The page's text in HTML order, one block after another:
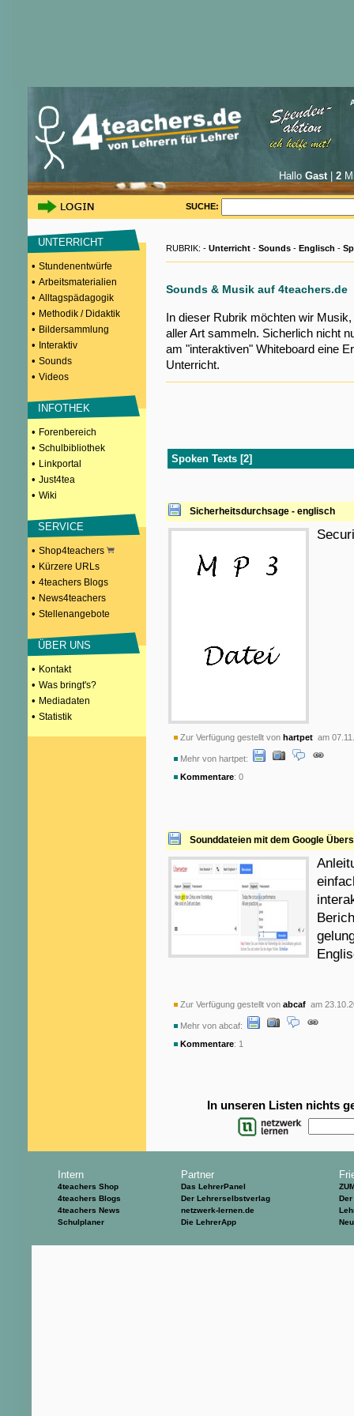
Hallo Gast| 2
SUCHE:
UNTERRICHT
• Stundenentwürfe
• Arbeitsmaterialien
• Alltagspädagogik
• Methodik / Didaktik
• Bildersammlung
• Interaktiv
• Sounds
• Videos
INFOTHEK
• Forenbereich
• Schulbibliothek
• Linkportal
• Just4tea
• Wiki
SERVICE
• Shop4teachers
• Kürzere URLs
• 4teachers Blogs
• News4teachers
• Stellenangebote
ÜBER UNS
• Kontakt
• Was bringt's?
• Mediadaten
• Statistik
RUBRIK: - Unterricht - Sounds - Englisch -
Sounds & Musik auf 4teachers.de
In dieser Rubrik möchten wir
aller Art sammeln. Sicherlich nicht
am "interaktiven" Whiteboard eine
Unterricht.
Spoken Texts [2]
Sicherheitsdurchsage - englisch
Zur Verfügung gestellt von hartpet am
Mehr von hartpet:
Kommentare: 0
Sounddateien mit dem Google
Zur Verfügung gestellt von abcaf am
Mehr von abcaf:
Kommentare: 1
In unseren Listen nichts
Intern
4teachers Shop
4teachers Blogs
4teachers News
Schulplaner
Partner
Das LehrerPanel
Der Lehrerselbstverlag
netzwerk-lernen.de
Die LehrerApp